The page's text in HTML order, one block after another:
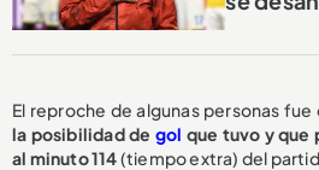
El reproche de algunas personas
la posibilidad de gol que tuvo y que
al minuto 114(tiempo extra) del